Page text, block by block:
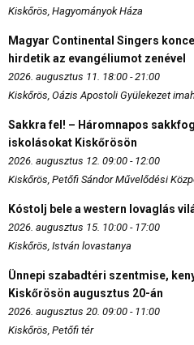
Kiskőrös, Hagyományok Háza
Magyar Continental Singers
hirdetik az evangéliumot zenével
2026. augusztus 11. 18:00 - 21:00
Kiskőrös, Oázis Apostoli Gyülekezet
Sakkra fel! – Háromnapos
iskolásokat Kiskőrösön
2026. augusztus 12. 09:00 - 12:00
Kiskőrös, Petőfi Sándor Művelődési
Kóstolj bele a western lovaglás
2026. augusztus 15. 10:00 - 17:00
Kiskőrös, István lovastanya
Ünnepi szabadtéri szentmise,
Kiskőrösön augusztus 20-án
2026. augusztus 20. 09:00 - 11:00
Kiskőrös, Petőfi tér